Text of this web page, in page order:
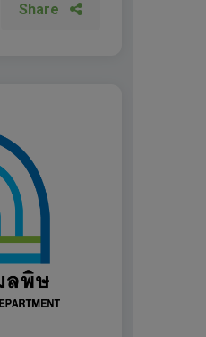
Share